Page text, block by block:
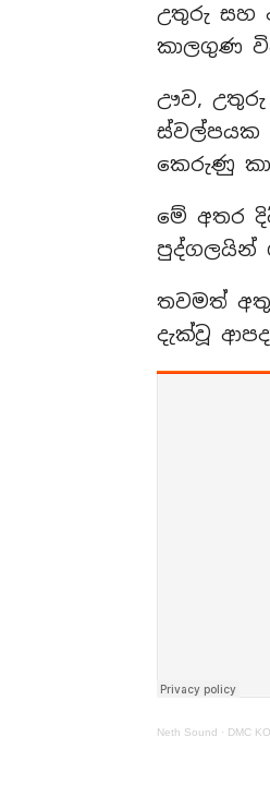
උතුරු සහ
කාලගුණ
ඌව, උතුරු
ස්වල්පයක
කෙරුණු
මේ අතර
පුද්ගලයින්
තවමත්
දැක්වූ
Neth Sound · DMC